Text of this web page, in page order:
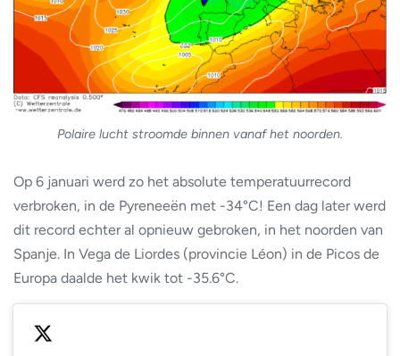
Polaire lucht stroomde binnen vanaf het noorden.
Op 6 januari werd zo het absolute temperatuurrecord
verbroken, in de Pyreneeën met -34°C! Een dag later werd
dit record echter al opnieuw gebroken, in het noorden van
Spanje. In Vega de Liordes (provincie Léon) in de Picos de
Europa daalde het kwik tot -35.6°C.